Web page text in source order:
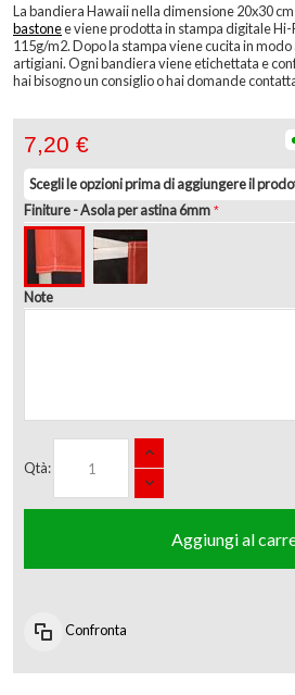
La bandiera Hawaii nella dimensione 20x30
bastonee viene prodotta in stampa digitale
115g/m2. Dopo la stampa viene cucita in
artigiani. Ogni bandiera viene etichettata e
hai bisogno un consiglio o hai domande
7,20 €
Scegli le opzioni prima di aggiungere il
Finiture- Asola per astina 6mm
Note
Qtà:
Aggiungi al
Confronta